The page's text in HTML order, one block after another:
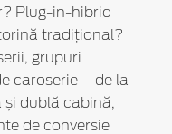
Plug-in-hibrid
tradițional?
grupuri
caroserie – de la
dublă cabină,
de conversie